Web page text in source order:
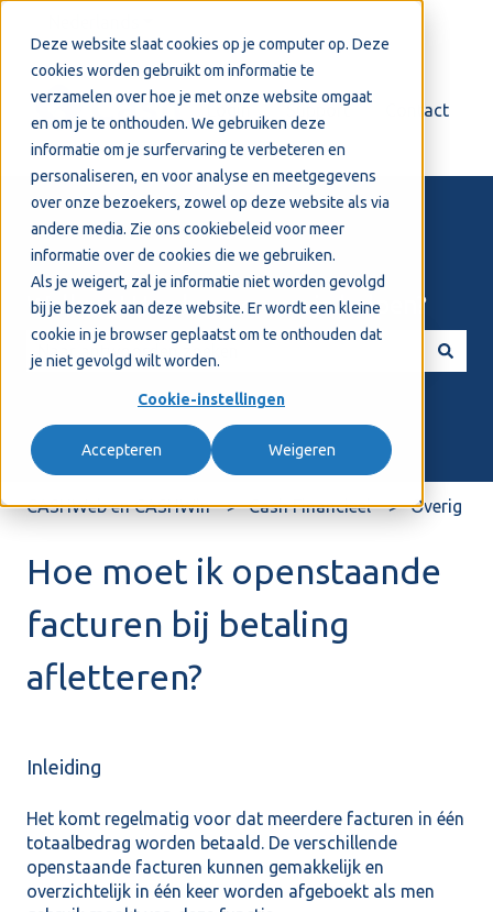
Deze website slaat cookies op je computer op. Deze
cookies worden gebruikt om informatie te
verzamelen over hoe je met onze website omgaat
en om je te onthouden. We gebruiken deze
informatie om je surfervaring te verbeteren en
personaliseren, en voor analyse en meetgegevens
over onze bezoekers, zowel op deze website als via
andere media. Zie ons cookiebeleid voor meer
informatie over de cookies die we gebruiken.
Als je weigert, zal je informatie niet worden gevolgd
bij je bezoek aan deze website. Er wordt een kleine
cookie in je browser geplaatst om te onthouden dat
je niet gevolgd wilt worden.
Cookie-instellingen
Accepteren Weigeren
Support Contact
Welkom! Hoe kunnen we je helpen?
CASHWeb en CASHWin Cash Financieel Overig
Hoe moet ik openstaande
facturen bij betaling
afletteren?
Inleiding
Het komt regelmatig voor dat meerdere facturen in één
totaalbedrag worden betaald. De verschillende
openstaande facturen kunnen gemakkelijk en
overzichtelijk in één keer worden afgeboekt als men